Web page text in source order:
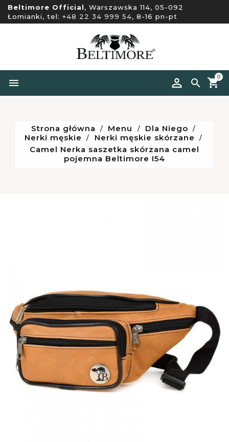
Beltimore Official, Warszawska 114, 05-092
Łomianki, tel: +48 22 34 999 54, 8-16 pn-pt


0
Strona główna Menu
Dla Niego
Nerki męskie
Nerki męskie skórzane
Camel Nerka saszetka skórzana camel
pojemna Beltimore I54